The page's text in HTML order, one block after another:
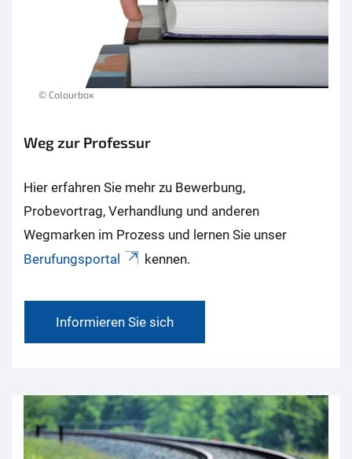
© Colourbox
Weg zur Professur
Hier erfahren Sie mehr zu Bewerbung,
Probevortrag, Verhandlung und anderen
Wegmarken im Prozess und lernen Sie unser
Berufungsportal
kennen.
Informieren Sie sich